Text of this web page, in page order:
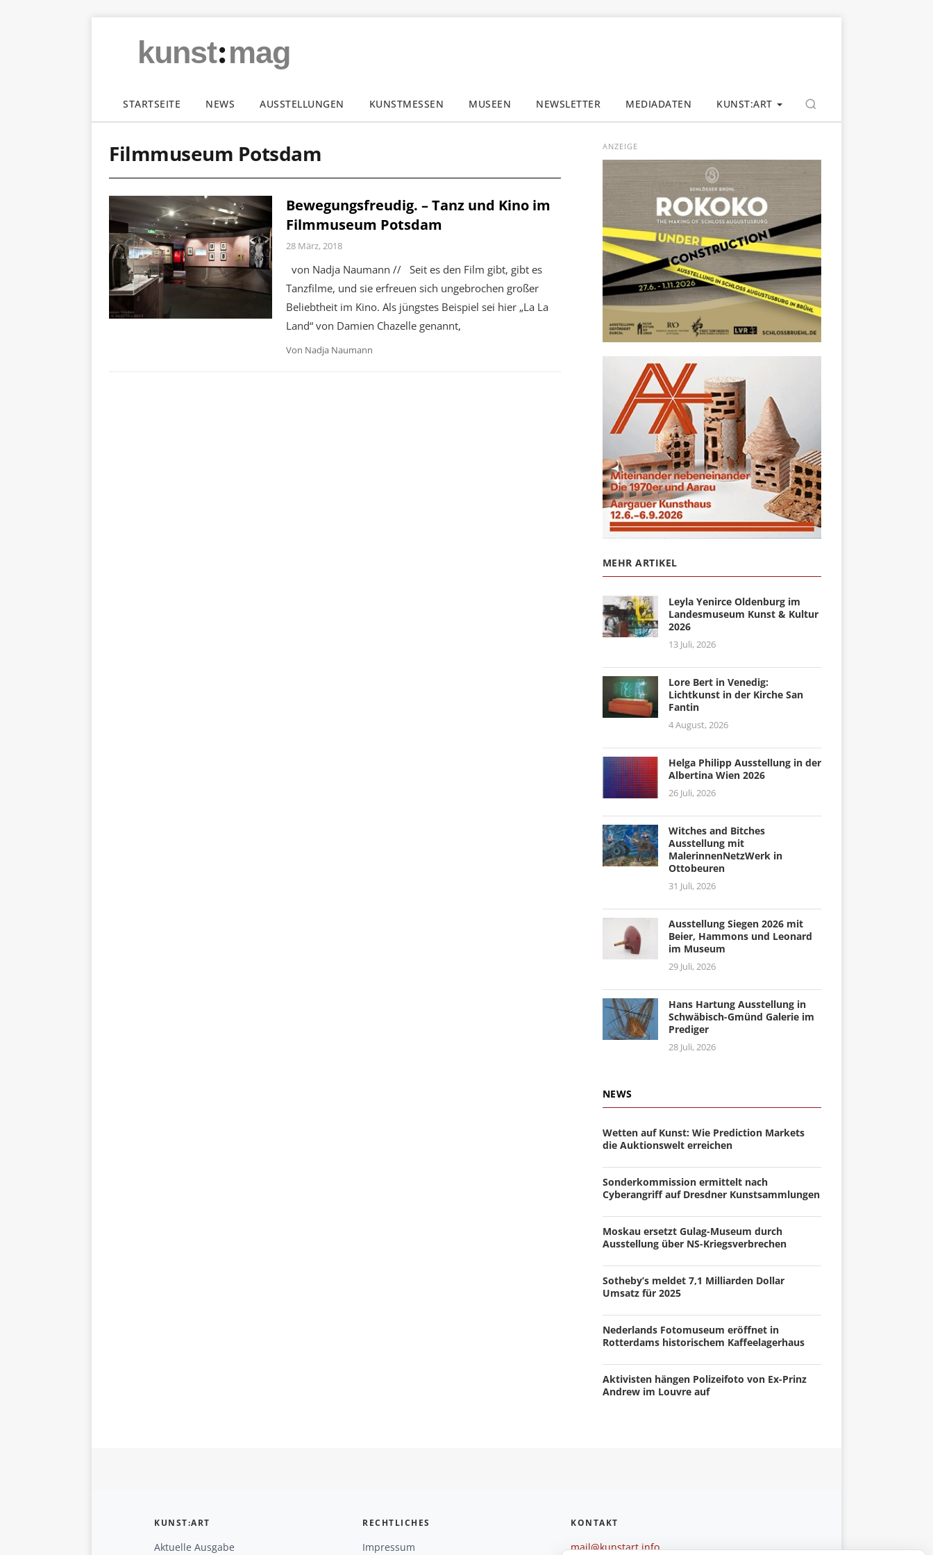
kunst:mag
STARTSEITE NEWS AUSSTELLUNGEN KUNSTMESSEN MUSEEN NEWSLETTER MEDIADATEN KUNST:ART
Filmmuseum Potsdam
Bewegungsfreudig. – Tanz und Kino im
Filmmuseum Potsdam
28 März, 2018
von Nadja Naumann // Seit es den Film gibt, gibt es
Tanzfilme, und sie erfreuen sich ungebrochen großer
Beliebtheit im Kino. Als jüngstes Beispiel sei hier „La La
Land“ von Damien Chazelle genannt,
Von Nadja Naumann
ANZEIGE
MEHR ARTIKEL
Leyla Yenirce Oldenburg im
Landesmuseum Kunst & Kultur
2026
13 Juli, 2026
Lore Bert in Venedig:
Lichtkunst in der Kirche San
Fantin
4 August, 2026
Helga Philipp Ausstellung in der
Albertina Wien 2026
26 Juli, 2026
Witches and Bitches
Ausstellung mit
MalerinnenNetzWerk in
Ottobeuren
31 Juli, 2026
Ausstellung Siegen 2026 mit
Beier, Hammons und Leonard
im Museum
29 Juli, 2026
Hans Hartung Ausstellung in
Schwäbisch-Gmünd Galerie im
Prediger
28 Juli, 2026
NEWS
Wetten auf Kunst: Wie Prediction Markets
die Auktionswelt erreichen
Sonderkommission ermittelt nach
Cyberangriff auf Dresdner Kunstsammlungen
Moskau ersetzt Gulag-Museum durch
Ausstellung über NS-Kriegsverbrechen
Sotheby’s meldet 7,1 Milliarden Dollar
Umsatz für 2025
Nederlands Fotomuseum eröffnet in
Rotterdams historischem Kaffeelagerhaus
Aktivisten hängen Polizeifoto von Ex-Prinz
Andrew im Louvre auf
KUNST:ART
Aktuelle Ausgabe
RECHTLICHES
Impressum
KONTAKT
mail@kunstart.info